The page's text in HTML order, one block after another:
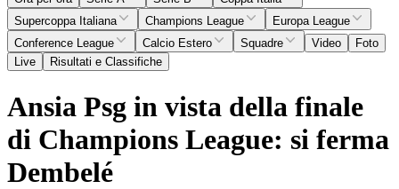
Supercoppa Italiana
Champions League
Europa League
Conference League
Calcio Estero Squadre Video
Foto
Live
Risultati e Classifiche
Ansia Psg in vista della finale
di Champions League: si ferma
Dembelé